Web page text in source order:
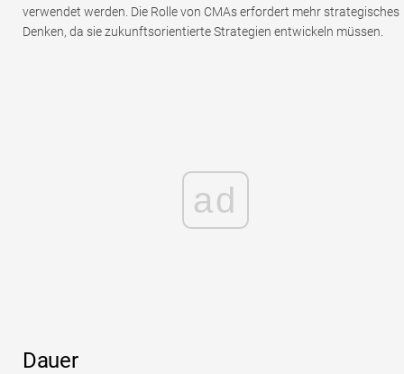
verwendet werden. Die Rolle von CMAs erfordert mehr strategisches
Denken, da sie zukunftsorientierte Strategien entwickeln müssen.
ad
Dauer